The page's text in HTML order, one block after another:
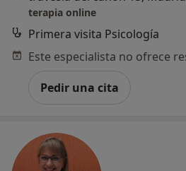
terapia online
Primera visita Psicología
Pedir una cita